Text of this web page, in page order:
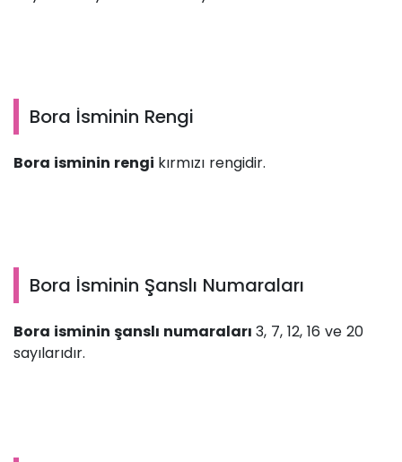
Bora İsminin Rengi
Bora isminin rengi kırmızı rengidir.
Bora İsminin Şanslı Numaraları
Bora isminin şanslı numaraları 3, 7, 12, 16 ve 20
sayılarıdır.